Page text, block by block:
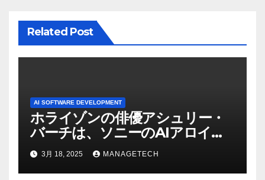
Related Post
AI SOFTWARE DEVELOPMENT
ホライゾンの俳優アシュリー・
バーチは、ソニーのAIアロイの
ビデオを見て「ゲームパフォー
マンスという芸術形式に不安を
感じた」と語る – IGN
3月 18, 2025 MANAGETECH